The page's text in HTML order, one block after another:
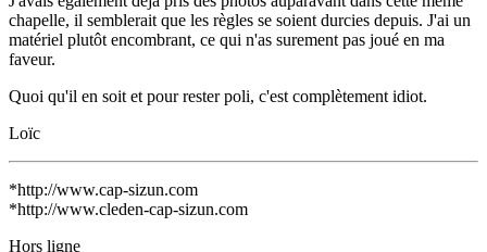
chapelle, il semblerait que les règles se soient durcies depuis. J'ai un
matériel plutôt encombrant, ce qui n'as surement pas joué en ma
faveur.
Quoi qu'il en soit et pour rester poli, c'est complètement idiot.
Loïc
*http://www.cap-sizun.com
*http://www.cleden-cap-sizun.com
Hors ligne